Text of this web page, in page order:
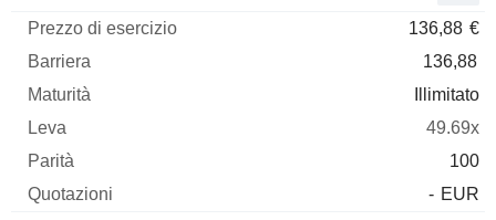
136,88 €
136,88
Illimitato
49.69x
100
- EUR